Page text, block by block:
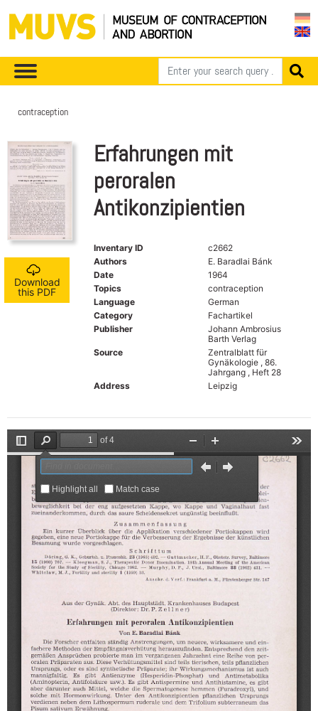
contraception
Download
this PDF
Erfahrungen mit
peroralen
Antikonzipientien
Inventary ID
c2662
Authors
E. Baradlai Bánk
Date
1964
Topics
contraception
Language
German
Category
Fachartikel
Publisher
Johann Ambrosius
Barth Verlag
Source
Zentralblatt für
Gynäkologie , 86.
Jahrgang , Heft 28
Address
Leipzig